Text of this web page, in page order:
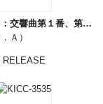
ブラームス：交響曲第１番、第４番
Ａ）
RELEASE